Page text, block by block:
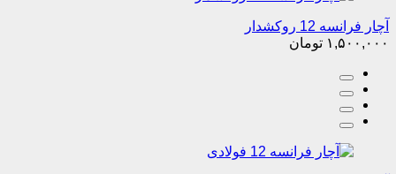
آچار فرانسه 12 روکشدار
۱,۵۰۰,۰۰۰ تومان